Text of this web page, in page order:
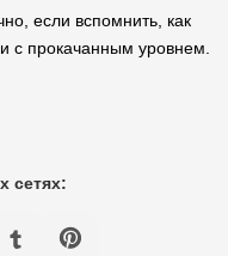
если вспомнить, как
с прокачанным уровнем.
сетях: